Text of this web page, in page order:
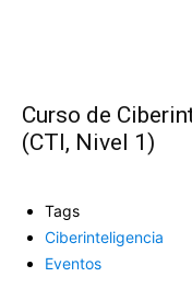
Curso de
(CTI, Nivel 1)
Tags
Ciberinteligencia
Eventos